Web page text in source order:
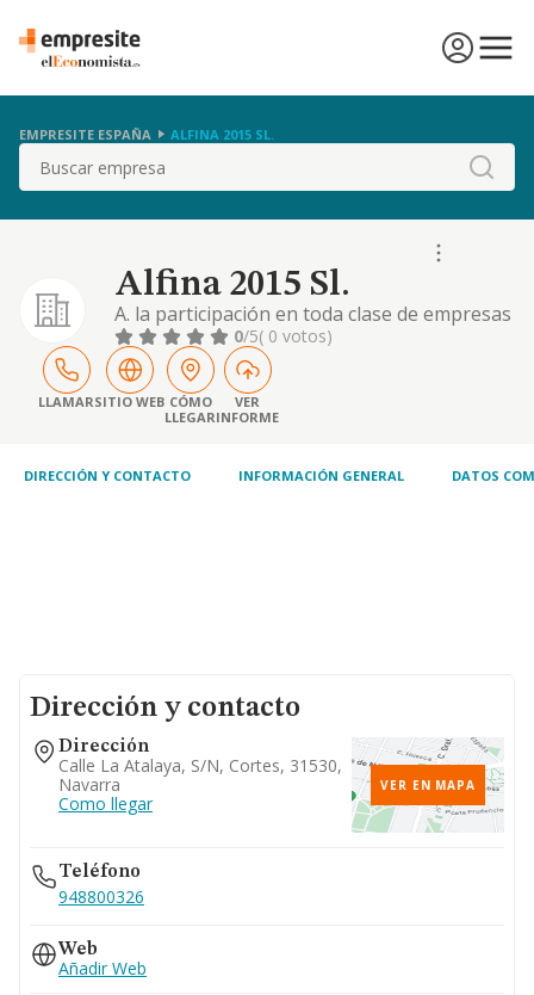
EMPRESITE ESPAÑA ALFINA 2015 SL.
Buscar
Alfina 2015 Sl.
A. la participación en toda clase de empresas
mediante la suscrición, asunción o
adquisición de sus títulos o valores. b. la
gestión y administración de dichas
participaciones por cuenta propia. c. los
servicios de administración y asesoramiento
0/5( 0 votos)
LLAMARSITIO WEB CÓMO
LLEGAR
VER
INFORME
DIRECCIÓN Y CONTACTO INFORMACIÓN GENERAL DATOS
Dirección y contacto
Dirección
Calle La Atalaya, S/n, Cortes, 31530,
Navarra
Como llegar
VER EN MAPA
Teléfono
948800326
Web
Añadir Web